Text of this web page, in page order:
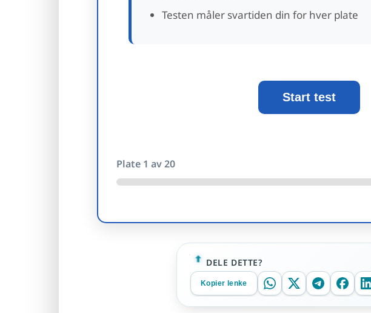
Testen måler svartiden din for hver plate
Start test
Plate 1 av 20
DELE DETTE?
Kopier lenke